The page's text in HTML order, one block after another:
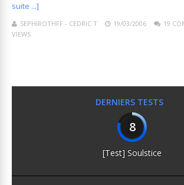
suite ...]
SEPHIROTHFF - CEDRIC T 19/03/2006 19
VIEWS
DERNIERS TESTS
8
[Test] Soulstice